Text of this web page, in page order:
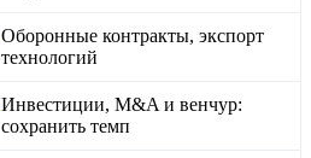
Оборонные контракты, экспорт
технологий
Инвестиции, M&A и венчур:
сохранить темп